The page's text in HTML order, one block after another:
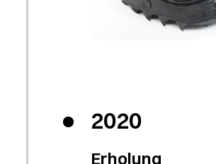
2020
Erholung